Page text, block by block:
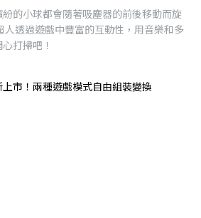
的小球都會隨著吸塵器的前後移動而旋
人透過遊戲中豐富的互動性，用音樂和多
打掃吧！
市！兩種遊戲模式自由組裝變換